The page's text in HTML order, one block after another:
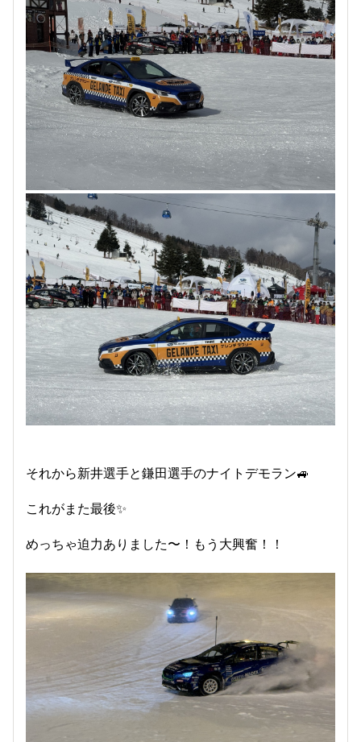
それから新井選手と鎌田選手のナイトデモラン🚙
これがまた最後✨
めっちゃ迫力ありました〜！もう大興奮！！